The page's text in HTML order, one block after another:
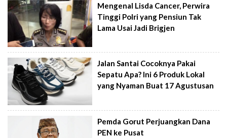
Mengenal Lisda Cancer, Perwira
Tinggi Polri yang Pensiun Tak
Lama Usai Jadi Brigjen
Jalan Santai Cocoknya Pakai
Sepatu Apa? Ini 6 Produk Lokal
yang Nyaman Buat 17 Agustusan
Pemda Gorut Perjuangkan Dana
PEN ke Pusat